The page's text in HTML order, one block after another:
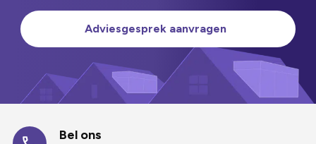
fabriek worden vervaardigd en later eenvoudig kunnen
worden samengevoegd. Deze prefab methode biedt
voordelen zoals een kortere installatietijd en vaak lagere
kosten, zonder dat er concessies worden gedaan aan de
kwaliteit.
garanderen dat alles naar behoren functioneert.
Bovendien bieden we nazorg en garantie op onze
werkzaamheden, zodat u er zeker van kunt zijn dat uw
dakkapel jarenlang probleemloos meegaat.
Adviesgesprek aanvragen
Bel ons